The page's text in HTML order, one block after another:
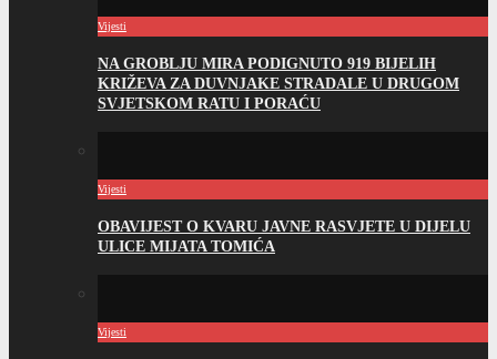
Vijesti
NA GROBLJU MIRA PODIGNUTO 919 BIJELIH
KRIŽEVA ZA DUVNJAKE STRADALE U DRUGOM
SVJETSKOM RATU I PORAĆU
Vijesti
OBAVIJEST O KVARU JAVNE RASVJETE U DIJELU
ULICE MIJATA TOMIĆA
Vijesti